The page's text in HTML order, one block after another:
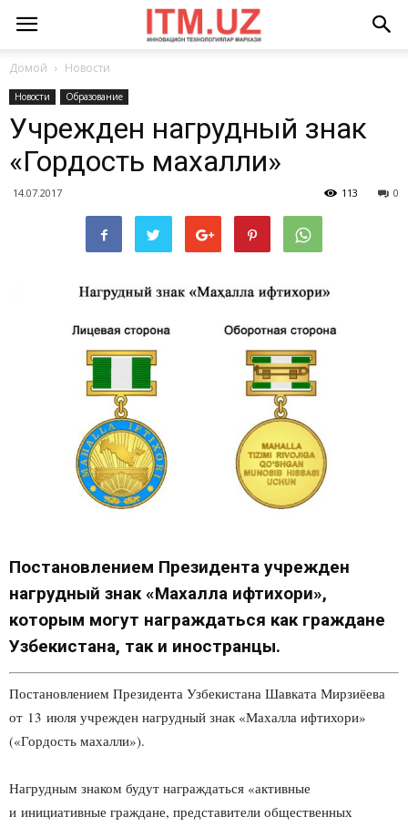
Домой Новости
Новости Образование
Учрежден нагрудный знак
«Гордость махалли»
14.07.2017 0
113
Постановлением Президента учрежден
нагрудный знак «Махалла ифтихори»,
которым могут награждаться как граждане
Узбекистана, так и иностранцы.
Постановлением Президента Узбекистана Шавката Мирзиёева
от 13 июля учрежден нагрудный знак «Махалла ифтихори»
(«Гордость махалли»).
Нагрудным знаком будут награждаться «активные
и инициативные граждане, представители общественных